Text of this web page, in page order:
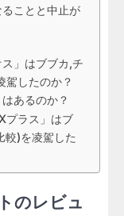
ことと中止が
」はブブカ,チ
駕したのか？
あるのか？
プラス」はブ
較)を凌駕した
のレビュ